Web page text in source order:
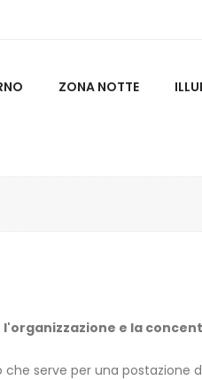
ZONA NOTTE
l'organizzazione e la
serve per una postazione